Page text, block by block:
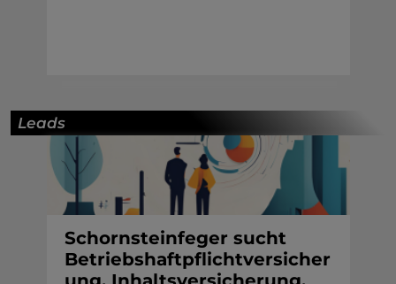
Leads
Schornsteinfeger sucht
Betriebshaftpflichtversicher